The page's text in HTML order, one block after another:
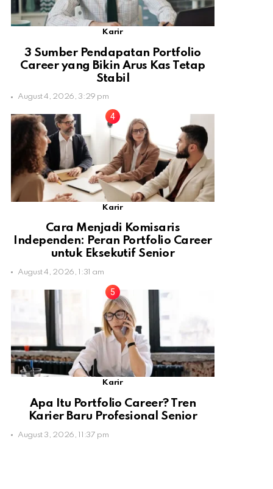
Karir
3 Sumber Pendapatan Portfolio
Career yang Bikin Arus Kas Tetap
Stabil
August 4, 2026, 3:29 pm
Karir
Cara Menjadi Komisaris
Independen: Peran Portfolio Career
untuk Eksekutif Senior
August 4, 2026, 1:31 am
Karir
Apa Itu Portfolio Career? Tren
Karier Baru Profesional Senior
August 3, 2026, 11:37 pm